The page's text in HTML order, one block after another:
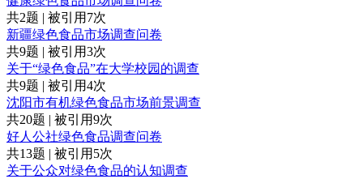
共2题 | 被引用7次
新疆绿色食品市场调查问卷
共9题 | 被引用3次
关于“绿色食品”在大学校园的调查
共9题 | 被引用4次
沈阳市有机绿色食品市场前景调查
共20题 | 被引用9次
好人公社绿色食品调查问卷
共13题 | 被引用5次
关于公众对绿色食品的认知调查